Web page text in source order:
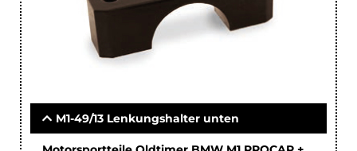
M1-49/13 Lenkungshalter unten